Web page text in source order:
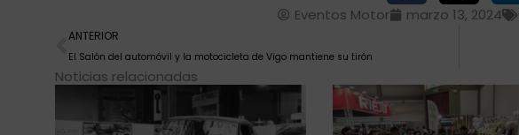
Eventos Motor marzo 13, 2024
Ant
ANTERIOR
El Salón del automóvil y la motocicleta de Vigo mantiene su tirón
Noticias relacionadas